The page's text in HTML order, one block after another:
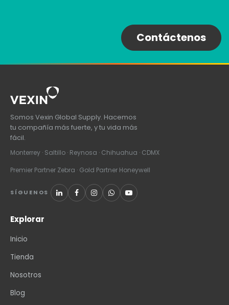
Contáctenos
Somos Vexin Global Supply. Hacemos
tu compañía más fuerte, y tu vida más
fácil.
Monterrey · Saltillo · Reynosa · Chihuahua · CDMX
Premier Partner Zebra · Gold Partner Honeywell
SÍGUENOS
Explorar
Inicio
Tienda
Nosotros
Blog